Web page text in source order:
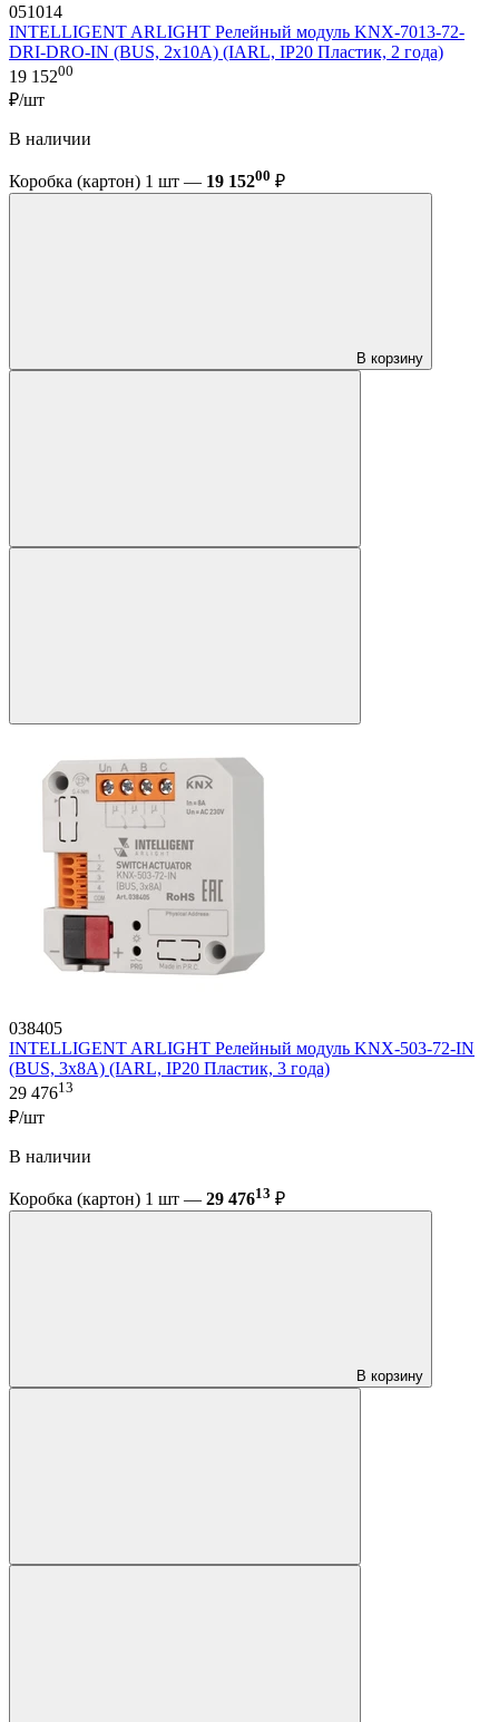
051014
INTELLIGENT ARLIGHT Релейный модуль KNX-7013-72-
DRI-DRO-IN (BUS, 2x10A) (IARL, IP20 Пластик, 2 года)
19 15200
₽/шт
В наличии
Коробка (картон) 1 шт — 19 15200 ₽
В корзину
038405
INTELLIGENT ARLIGHT Релейный модуль KNX-503-72-IN
(BUS, 3x8A) (IARL, IP20 Пластик, 3 года)
29 47613
₽/шт
В наличии
Коробка (картон) 1 шт — 29 47613 ₽
В корзину